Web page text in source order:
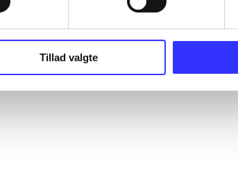
Tillad valgte